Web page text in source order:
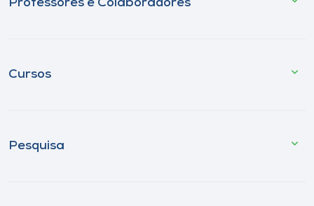
Professores e Colaboradores
Cursos
Pesquisa